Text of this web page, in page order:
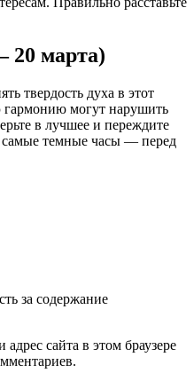
марта)
твердость духа в этот
могут нарушить
в лучшее и переждите
темные часы — перед
за содержание
сайта в этом браузере